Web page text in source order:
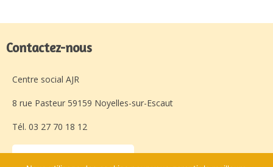
Contactez-nous
Centre social AJR
8 rue Pasteur 59159 Noyelles-sur-Escaut
Tél. 03 27 70 18 12
Laissez-nous un message